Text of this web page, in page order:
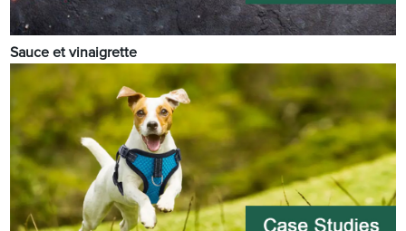
Sauce et vinaigrette